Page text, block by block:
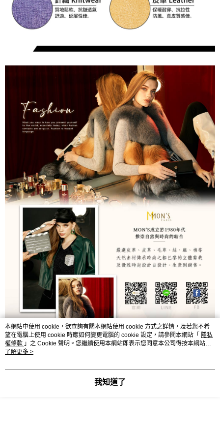
本網站中使用 cookie，欲查詢有關本網站使用 cookie 方式之詳情，及若您不希
望在電腦上使用 cookie 時應如何變更電腦的 cookie 設定，請參閱本網站「 隱私
權條款 」之 Cookie 聲明。您繼續使用本網站即表示您同意本公司得按本網站使
用條款之 Cookie 聲明使用 cookie。
了解更多 >
我知道了